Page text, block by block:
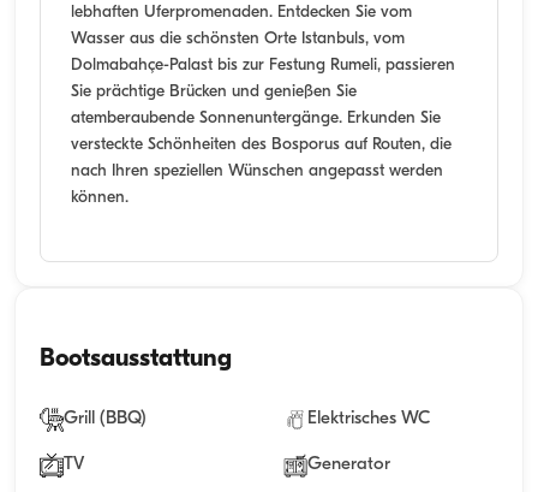
lebhaften Uferpromenaden. Entdecken Sie vom
Wasser aus die schönsten Orte Istanbuls, vom
Dolmabahçe-Palast bis zur Festung Rumeli, passieren
Sie prächtige Brücken und genießen Sie
atemberaubende Sonnenuntergänge. Erkunden Sie
versteckte Schönheiten des Bosporus auf Routen, die
nach Ihren speziellen Wünschen angepasst werden
können.
Bootsausstattung
Grill (BBQ) Elektrisches WC
TV Generator